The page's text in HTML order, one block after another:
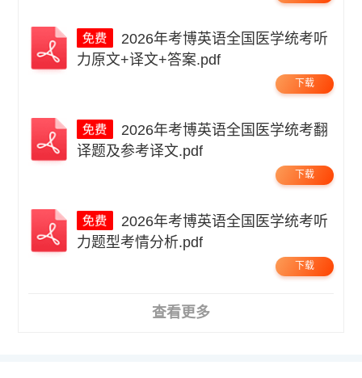
力原文+译文+答案.pdf
下载
译题及参考译文.pdf
下载
力题型考情分析.pdf
下载
查看更多